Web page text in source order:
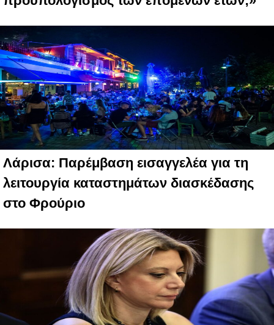
Λάρισα: Παρέμβαση εισαγγελέα για τη
λειτουργία καταστημάτων διασκέδασης
στο Φρούριο